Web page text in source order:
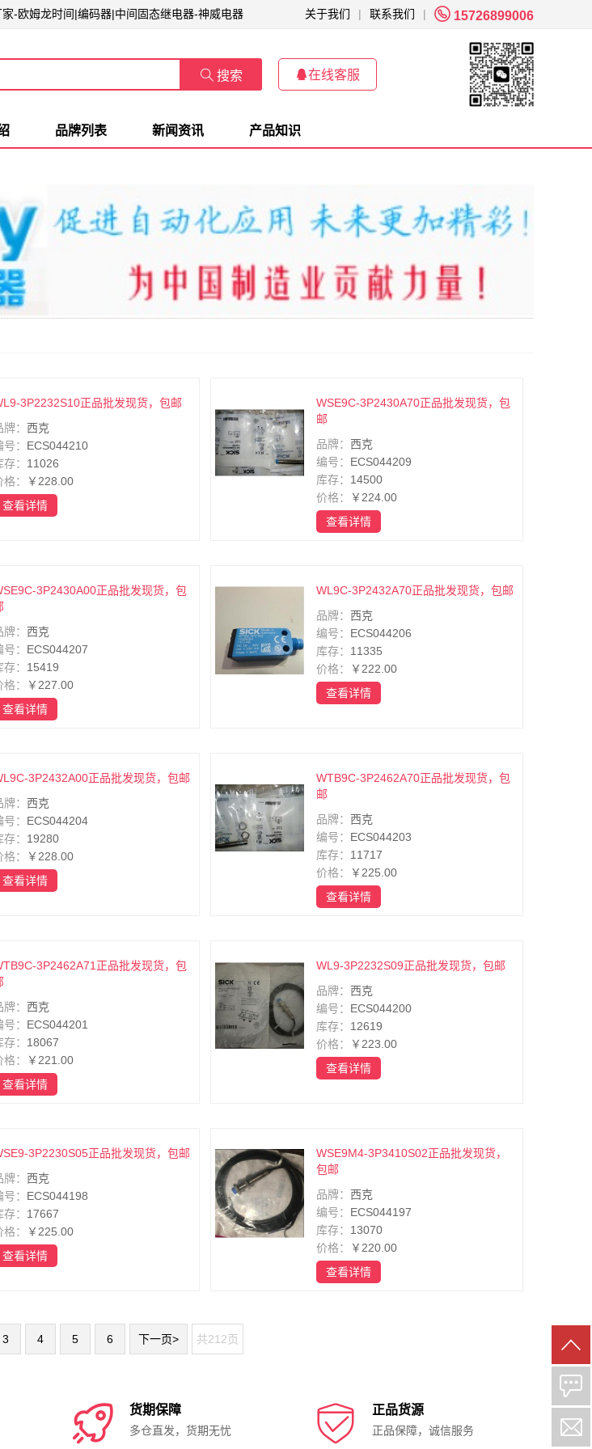
-欧姆龙时间|编码器|中间固态继电器-神威电器  15726899006
|
联系我们
|
关于我们
 搜索 在线客服
品牌列表 新闻资讯 产品知识
3P2232S10正品批发现货，包邮
牌： 西克
： ECS044210
存： 11026
：
￥228.00
查看详情
WSE9C-3P2430A70正品批发现货，包
邮
品牌： 西克
编号： ECS044209
库存： 14500
价格：
￥224.00
查看详情
3P2430A00正品批发现货，包
牌： 西克
： ECS044207
存： 15419
：
￥227.00
查看详情
WL9C-3P2432A70正品批发现货，包邮
品牌： 西克
编号： ECS044206
库存： 11335
价格：
￥222.00
查看详情
3P2432A00正品批发现货，包邮
牌： 西克
： ECS044204
存： 19280
：
￥228.00
查看详情
WTB9C-3P2462A70正品批发现货，包
邮
品牌： 西克
编号： ECS044203
库存： 11717
价格：
￥225.00
查看详情
3P2462A71正品批发现货，包
牌： 西克
： ECS044201
存： 18067
：
￥221.00
查看详情
WL9-3P2232S09正品批发现货，包邮
品牌： 西克
编号： ECS044200
库存： 12619
价格：
￥223.00
查看详情
3P2230S05正品批发现货，包邮
牌： 西克
： ECS044198
存： 17667
：
￥225.00
查看详情
WSE9M4-3P3410S02正品批发现货，
包邮
品牌： 西克
编号： ECS044197
库存： 13070
价格：
￥220.00
查看详情
3 4 5 6 下一页> 共212页
 货期保障
多仓直发，货期无忧  正品货源
正品保障，诚信服务